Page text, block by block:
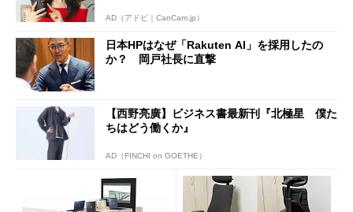
AD（アドビ｜CanCam.jp）
日本HPはなぜ「Rakuten AI」を採用したの
か？ 岡戸社長に直撃
【西野亮廣】ビジネス書最新刊『北極星 僕た
ちはどう働くか』
AD（FINCHI on GOETHE）